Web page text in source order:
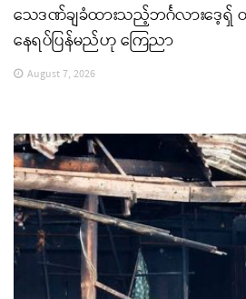
သေဒဏ်ချခံထားသည့်ဘင်္ဂလားဒေ့ရှ် ဝ
နေရပ်ပြန်မည်ဟု ကြေညာ
August 7, 2026